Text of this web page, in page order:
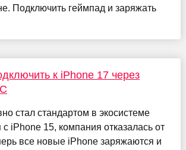
Подключить геймпад и заряжать
к iPhone 17 через
стал стандартом в экосистеме
iPhone 15, компания отказалась от
все новые iPhone заряжаются и